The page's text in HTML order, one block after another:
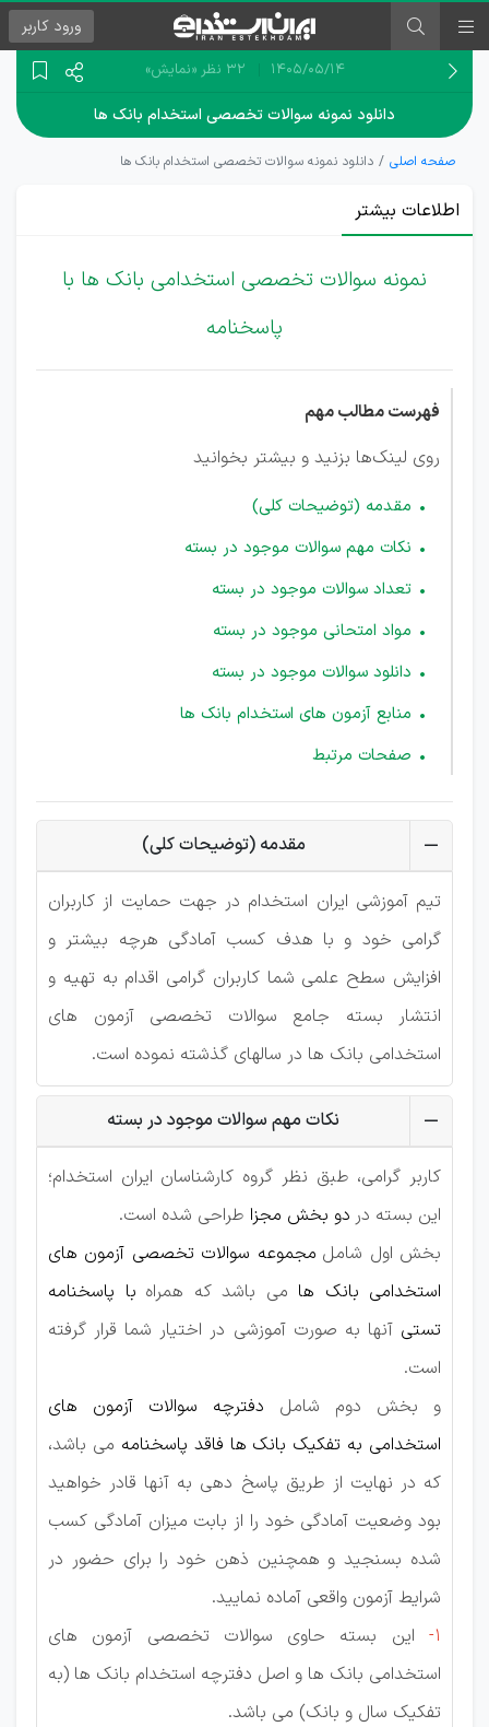
ورود کاربر
۱۴۰۵/۰۵/۱۴ 32 نظر «نمایش»
دانلود نمونه سوالات تخصصی استخدام بانک ها
صفحه اصلی دانلود نمونه سوالات تخصصی استخدام بانک ها
اطلاعات بیشتر
نمونه سوالات تخصصی استخدامی بانک ها با
پاسخنامه
فهرست مطالب مهم
روی لینک‌ها بزنید و بیشتر بخوانید
مقدمه (توضیحات کلی)
نکات مهم سوالات موجود در بسته
تعداد سوالات موجود در بسته
مواد امتحانی موجود در بسته
دانلود سوالات موجود در بسته
منابع آزمون های استخدام بانک ها
صفحات مرتبط
مقدمه (توضیحات کلی)
تیم آموزشی ایران استخدام در جهت حمایت از کاربران
گرامی خود و با هدف کسب آمادگی هرچه بیشتر و
افزایش سطح علمی شما کاربران گرامی اقدام به تهیه و
انتشار بسته جامع سوالات تخصصی آزمون های
استخدامی بانک ها در سالهای گذشته نموده است.
نکات مهم سوالات موجود در بسته
کاربر گرامی، طبق نظر گروه کارشناسان ایران استخدام؛
این بسته در دو بخش مجزا طراحی شده است.
بخش اول شامل مجموعه سوالات تخصصی آزمون های
استخدامی بانک ها می باشد که همراه با پاسخنامه
تستی آنها به صورت آموزشی در اختیار شما قرار گرفته
است.
و بخش دوم شامل
دفترچه سوالات آزمون های
استخدامی به تفکیک بانک ها فاقد پاسخنامه می باشد،
که در نهایت از طریق پاسخ دهی به آنها قادر خواهید
بود وضعیت آمادگی خود را از بابت میزان آمادگی کسب
شده بسنجید و همچنین ذهن خود را برای حضور در
شرایط آزمون واقعی آماده نمایید.
1-
این بسته حاوی سوالات تخصصی آزمون های
استخدامی بانک ها و اصل دفترچه استخدام بانک ها (به
تفکیک سال و بانک) می باشد.